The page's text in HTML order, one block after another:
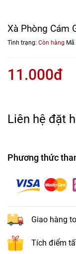
Xà Phòng Cám
Tình trạng: Còn hàng Mã
11.000đ
Liên hệ đặt
Phương thức
Giao hàng
Tích điểm